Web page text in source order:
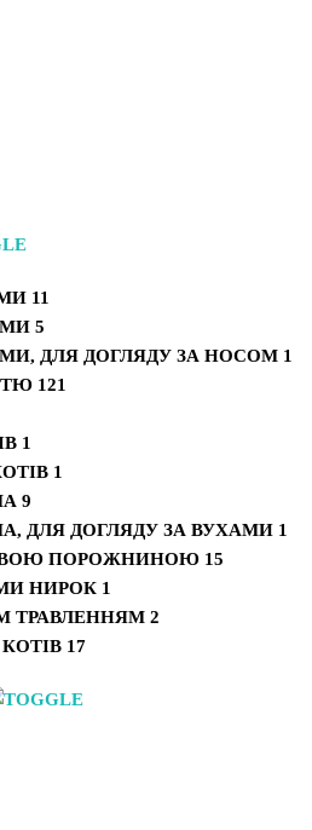
11
5
ДЛЯ ДОГЛЯДУ ЗА НОСОМ 1
121
1
1
9
ДЛЯ ДОГЛЯДУ ЗА ВУХАМИ 1
ПОРОЖНИНОЮ 15
НИРОК 1
ТРАВЛЕННЯМ 2
17